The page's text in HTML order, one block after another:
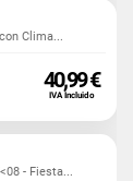
Clima...
40,99 €
IVA Incluido
- Fiesta...